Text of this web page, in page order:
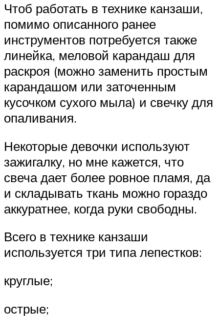
Чтоб работать в технике канзаши,
помимо описанного ранее
инструментов потребуется также
линейка, меловой карандаш для
раскроя (можно заменить простым
карандашом или заточенным
кусочком сухого мыла) и свечку для
опаливания.
Некоторые девочки используют
зажигалку, но мне кажется, что
свеча дает более ровное пламя, да
и складывать ткань можно гораздо
аккуратнее, когда руки свободны.
Всего в технике канзаши
используется три типа лепестков:
круглые;
острые;